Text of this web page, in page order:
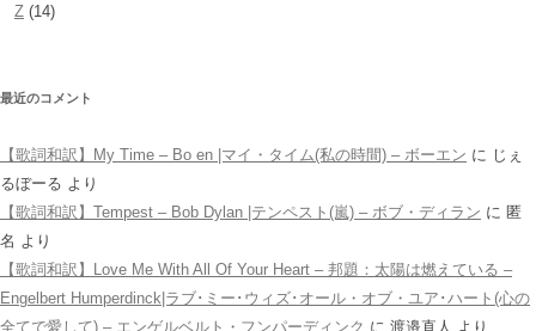
Z (14)
最近のコメント
【歌詞和訳】My Time – Bo en |マイ・タイム(私の時間) – ボーエン に じぇ
るぼーる より
【歌詞和訳】Tempest – Bob Dylan |テンペスト(嵐) – ボブ・ディラン に 匿
名 より
【歌詞和訳】Love Me With All Of Your Heart – 邦題：太陽は燃えている –
Engelbert Humperdinck|ラブ･ミー･ウィズ･オール・オブ・ユア･ハート(心の
全てで愛して) – エンゲルベルト・フンパーディンク に 渡邉直人 より